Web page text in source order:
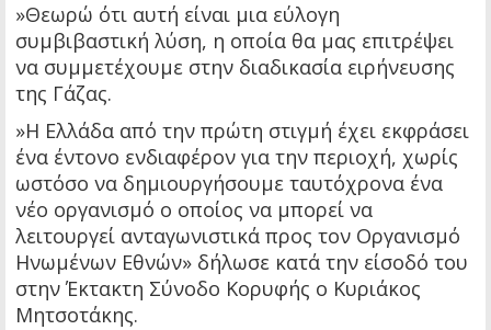
»Θεωρώ ότι αυτή είναι μια εύλογη
συμβιβαστική λύση, η οποία θα μας επιτρέψει
να συμμετέχουμε στην διαδικασία ειρήνευσης
της Γάζας.
»Η Ελλάδα από την πρώτη στιγμή έχει εκφράσει
ένα έντονο ενδιαφέρον για την περιοχή, χωρίς
ωστόσο να δημιουργήσουμε ταυτόχρονα ένα
νέο οργανισμό ο οποίος να μπορεί να
λειτουργεί ανταγωνιστικά προς τον Οργανισμό
Ηνωμένων Εθνών» δήλωσε κατά την είσοδό του
στην Έκτακτη Σύνοδο Κορυφής ο Κυριάκος
Μητσοτάκης.